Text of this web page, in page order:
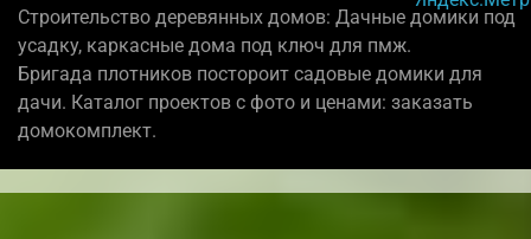
Строительство деревянных домов: Дачные домики под
усадку, каркасные дома под ключ для пмж.
Бригада плотников постороит садовые домики для
дачи. Каталог проектов с фото и ценами: заказать
домокомплект.